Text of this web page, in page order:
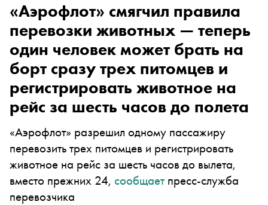
«Аэрофлот» смягчил правила
перевозки животных — теперь
один человек может брать на
борт сразу трех питомцев и
регистрировать животное на
рейс за шесть часов до полета
«Аэрофлот» разрешил одному пассажиру
перевозить трех питомцев и регистрировать
животное на рейс за шесть часов до вылета,
вместо прежних 24, сообщаетпресс-служба
перевозчика